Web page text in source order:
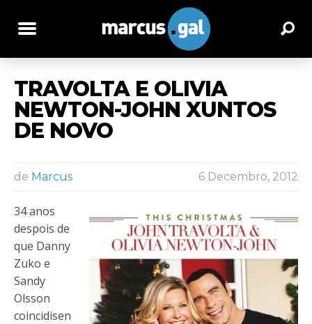
TRAVOLTA E OLIVIA
NEWTON-JOHN XUNTOS
DE NOVO
de Marcus 6 Decembro, 2012
34 anos
despois de
que Danny
Zuko e
Sandy
Olsson
coincidisen